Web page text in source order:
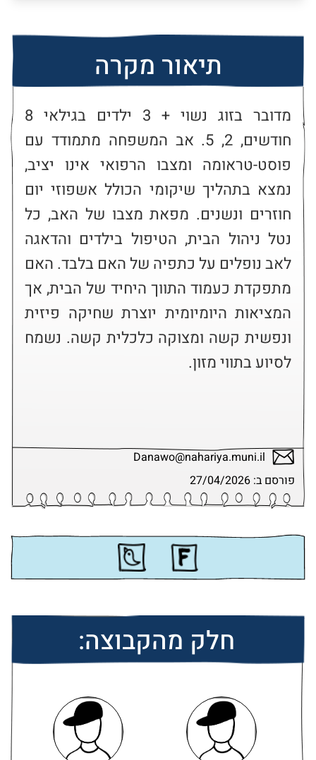
חלק מהקבוצה:
תיאור מקרה
חודשים, 2, 5. אב המשפחה מתמודד עם
פוסט-טראומה ומצבו הרפואי אינו יציב,
נמצא בתהליך שיקומי הכולל אשפוזי יום
חוזרים ונשנים. מפאת מצבו של האב, כל
נטל ניהול הבית, הטיפול בילדים והדאגה
לאב נופלים על כתפיה של האם בלבד. האם
מתפקדת כעמוד התווך היחיד של הבית, אך
המציאות היומיומית יוצרת שחיקה פיזית
ונפשית קשה ומצוקה כלכלית קשה. נשמח
Danawo@nahariya.muni.il
פורסם ב: 27/04/2026